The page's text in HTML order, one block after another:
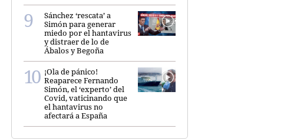
Sánchez ‘rescata’ a
Simón para generar
miedo por el hantavirus
y distraer de lo de
Ábalos y Begoña
¡Ola de pánico!
Reaparece Fernando
Simón, el ‘experto’ del
Covid, vaticinando que
el hantavirus no
afectará a España